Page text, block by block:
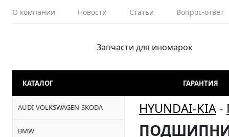
О компании Новости Статьи Вопрос-ответ
Запчасти для иномарок
КАТАЛОГ ГАРАНТИЯ
AUDI-VOLKSWAGEN-SKODA
BMW
HYUNDAI-KIA -